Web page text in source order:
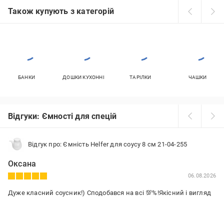
Також купують з категорій
БАНКИ ДОШКИ КУХОННІ ТАРІЛКИ ЧАШКИ
Відгуки: Ємності для спецій
Відгук про: Ємність Helfer для соусу 8 см 21-04-255
Оксана
06.08.2026
Дуже класний соусник!) Сподобався на всі 💯%!Якісний і вигляд